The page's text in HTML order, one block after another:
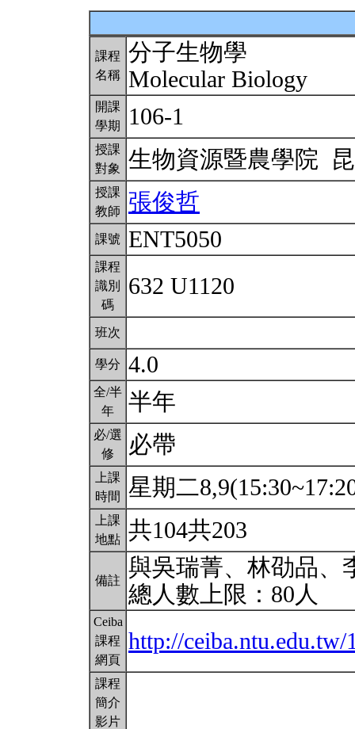
課程
名稱
分子生物學
Molecular Biology
開課
學期
106-1
授課
對象
生物資源暨農學院
授課
教師
張俊哲
課號 ENT5050
課程
識別
碼
632 U1120
班次
學分 4.0
全/半
年
半年
必/選
修
必帶
上課
時間
星期二
上課
地點 共104共203
備註
與吳瑞菁、林劭品、
總人數上限：80人
Ceiba
課程
網頁
http://
課程
簡介
影片